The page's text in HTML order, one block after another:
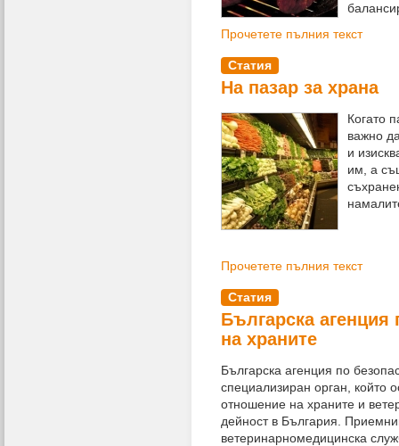
Прочетете пълния текст
Статия
На пазар за храна
Когато
важно
и
им, а
Прочетете пълния текст
Статия
Българска агенция
на храните
Българска агенция по
специализиран орган, който
отношение на храните и
дейност в България.
ветеринарномедицинска